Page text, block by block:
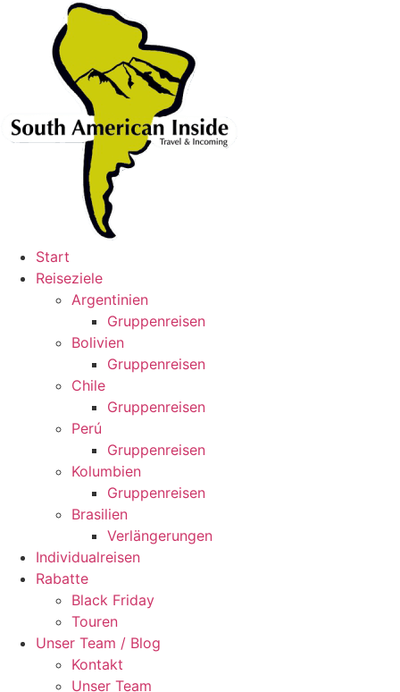
Start
Reiseziele
Argentinien
Gruppenreisen
Bolivien
Gruppenreisen
Chile
Gruppenreisen
Perú
Gruppenreisen
Kolumbien
Gruppenreisen
Brasilien
Verlängerungen
Individualreisen
Rabatte
Black Friday
Touren
Unser Team / Blog
Kontakt
Unser Team